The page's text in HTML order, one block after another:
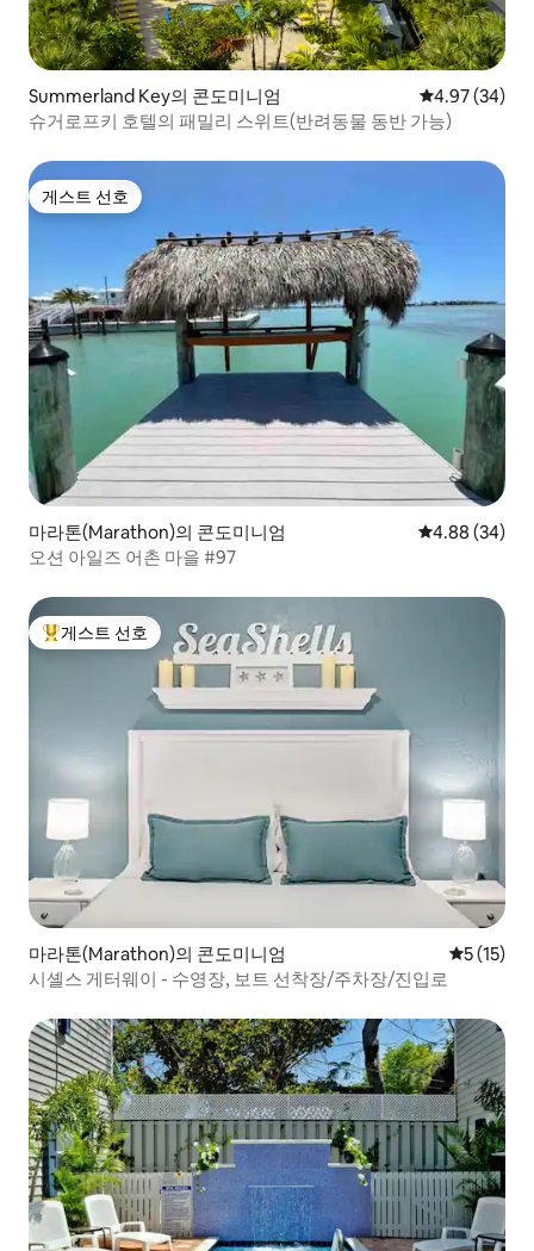
Summerland Key의 콘도미니엄 평점 4.97점(5
4.97 (34)
슈거로프키 호텔의 패밀리 스위트(반려동물 동반 가능)
게스트 선호
게스트 선호
마라톤(Marathon)의 콘도미니엄 평점 4.88점(5
4.88 (34)
오션 아일즈 어촌 마을 #97
상위 게스트 선호
게스트 선호
마라톤(Marathon)의 콘도미니엄 평점 5점
5 (15)
시셸스 게터웨이 - 수영장, 보트 선착장/주차장/진입로